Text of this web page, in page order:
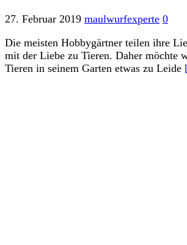
27. Februar 2019 maulwurfexperte 0
Die meisten Hobbygärtner teilen ihre
mit der Liebe zu Tieren. Daher möchte
Tieren in seinem Garten etwas zu Leide